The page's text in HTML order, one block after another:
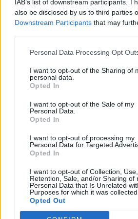
IAB’s list of downstream participants.
also be disclosed by us to third parties
Downstream Participants that may
Personal Data Processing Opt
I want to opt-out of the Sharing of
personal data.
Opted In
I want to opt-out of the Sale of my
Personal Data.
Opted In
I want to opt-out of processing my
Personal Data for Targeted
Opted In
I want to opt-out of Collection, Use,
Retention, Sale, and/or Sharing of
Personal Data that Is Unrelated
Purposes for which it was collected.
Opted Out
ΔΕΙΤΕ ΕΠΙΣΗΣ
ΣΤΗΝ ΙΔΙΑ
Σκέρτσος:
«στατιστική
ΤΕΚΕ και
2025.
Daily Mail:
μπαρ και